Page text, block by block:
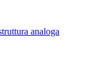
analoga